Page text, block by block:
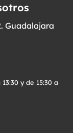
Guadalajara
y de 15:30 a